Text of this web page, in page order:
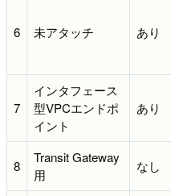
6 未アタッチ あり
7
インタフェース
型VPCエンドポ
イント
あり
8
Transit Gateway
用
なし